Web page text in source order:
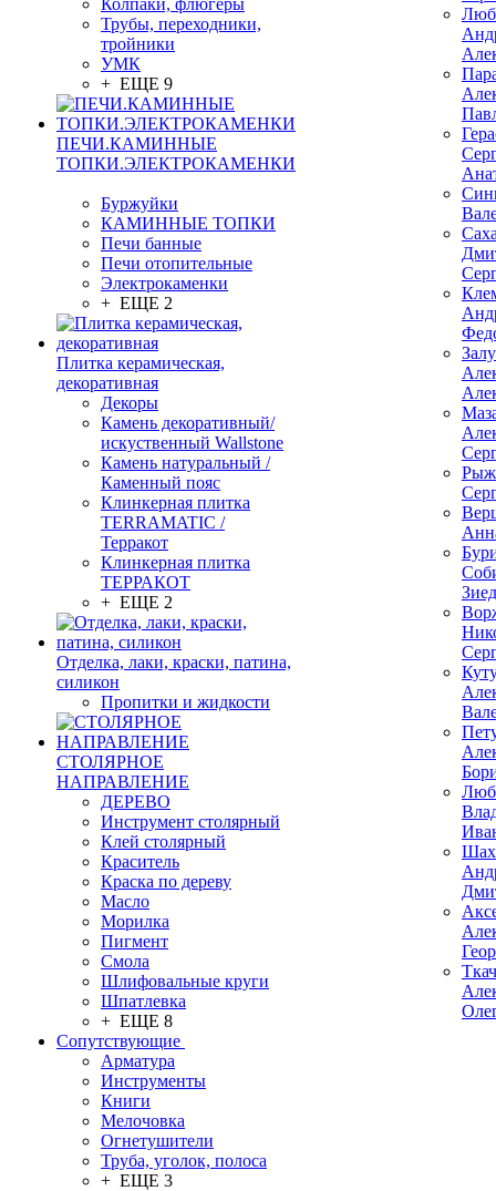
Колпаки, флюгеры
Трубы, переходники,
тройники
УМК
+ ЕЩЕ 9
ПЕЧИ.КАМИННЫЕ
ТОПКИ.ЭЛЕКТРОКАМЕНКИ
Буржуйки
КАМИННЫЕ ТОПКИ
Печи банные
Печи отопительные
Электрокаменки
+ ЕЩЕ 2
Плитка керамическая,
декоративная
Декоры
Камень декоративный/
искуственный Wallstone
Камень натуральный /
Каменный пояс
Клинкерная плитка
TERRAMATIC /
Терракот
Клинкерная плитка
ТЕРРАКОТ
+ ЕЩЕ 2
Отделка, лаки, краски, патина,
силикон
Пропитки и жидкости
СТОЛЯРНОЕ
НАПРАВЛЕНИЕ
ДЕРЕВО
Инструмент столярный
Клей столярный
Краситель
Краска по дереву
Масло
Морилка
Пигмент
Смола
Шлифовальные круги
Шпатлевка
+ ЕЩЕ 8
Сопутствующие
Арматура
Инструменты
Книги
Мелочовка
Огнетушители
Труба, уголок, полоса
+ ЕЩЕ 3